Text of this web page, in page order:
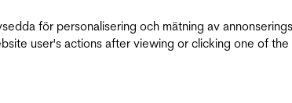
för personalisering och mätning av
user's actions after viewing or clicking one of